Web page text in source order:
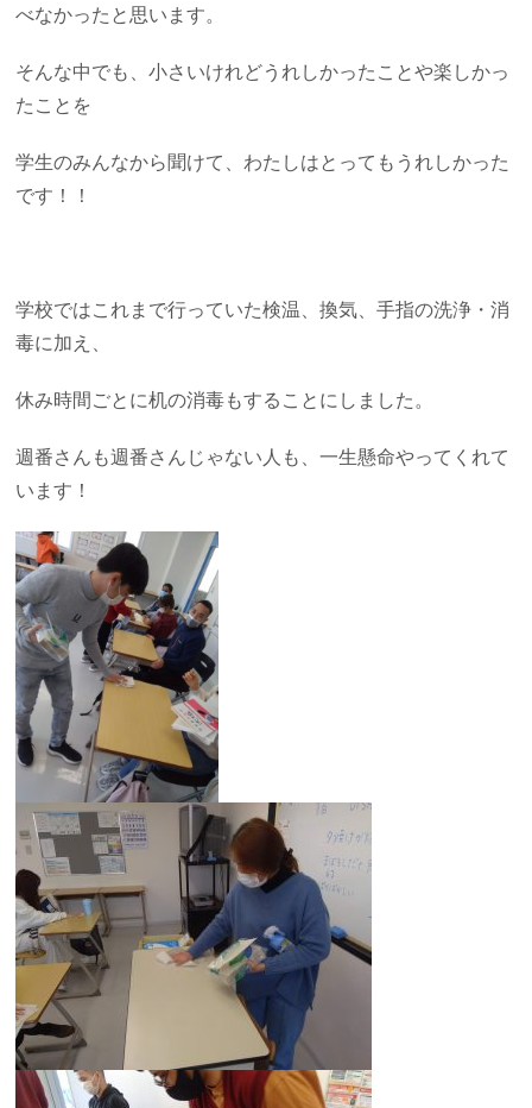
べなかったと思います。
そんな中でも、小さいけれどうれしかったことや楽しかっ
たことを
学生のみんなから聞けて、わたしはとってもうれしかった
です！！
学校ではこれまで行っていた検温、換気、手指の洗浄・消
毒に加え、
休み時間ごとに机の消毒もすることにしました。
週番さんも週番さんじゃない人も、一生懸命やってくれて
います！